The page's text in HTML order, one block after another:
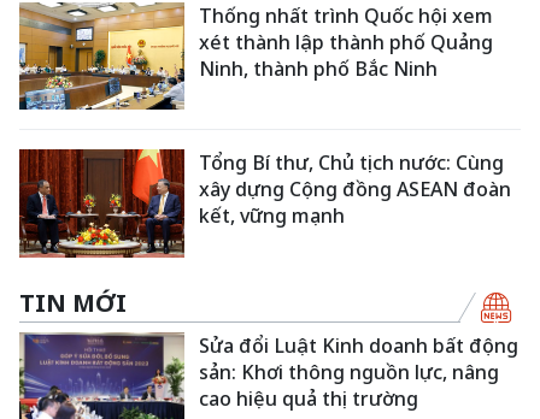
Thống nhất trình Quốc hội xem
xét thành lập thành phố Quảng
Ninh, thành phố Bắc Ninh
Tổng Bí thư, Chủ tịch nước: Cùng
xây dựng Cộng đồng ASEAN đoàn
kết, vững mạnh
TIN MỚI
Sửa đổi Luật Kinh doanh bất động
sản: Khơi thông nguồn lực, nâng
cao hiệu quả thị trường